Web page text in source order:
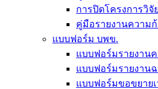
การปิดโครงการวิจั
คู่มือรายงานความ
แบบฟอร์ม บพข.
แบบฟอร์มรายงาน
แบบฟอร์มรายงาน
แบบฟอร์มขอขยายเ